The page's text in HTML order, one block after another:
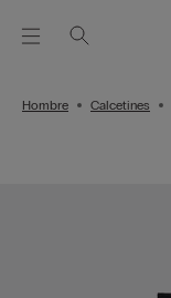
Hombre Calcetines